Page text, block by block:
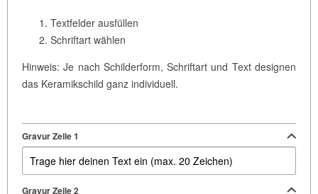
Textfelder ausfüllen
Schriftart wählen
Hinweis: Je nach Schilderform, Schriftart und Text designen
das Keramikschild ganz individuell.
Gravur Zeile 1
Gravur Zeile 2